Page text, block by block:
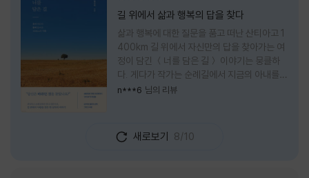
길 위에서 삶과 행복의 답을 찾다
삶과 행복에 대한 질문을 품고 떠난 산티아고 1
400km 길 위에서 자신만의 답을 찾아가는 여
정이 담긴 ＜너를 담은 길＞ 이야기는 뭉클하
다. 게다가 작가는 순례길에서 지금의 아내를
만나 여행 로맨스의 정석인 '비포 선라이즈'를
에 작가가 소개한 다양한 도서들의 문장들을 만
나는 것 역시 읽기의 또다른 즐거움이었다. 여
n***6 님의 리뷰
새로보기 8/10